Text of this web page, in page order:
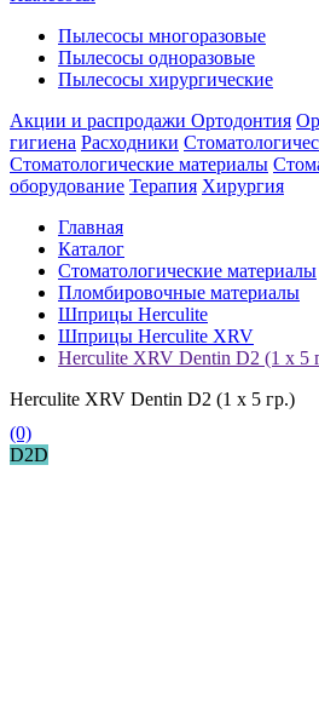
Пылесосы многоразовые
Пылесосы одноразовые
Пылесосы хирургические
Акции и распродажи Ортодонтия
гигиена Расходники
Стоматологические материалы
оборудование Терапия Хирургия
Главная
Каталог
Стоматологические материалы
Пломбировочные материалы
Шприцы Herculite
Шприцы Herculite XRV
Herculite XRV Dentin D2 (1 х 5
Herculite XRV Dentin D2 (1 х 5 гр.)
(0)
D2D